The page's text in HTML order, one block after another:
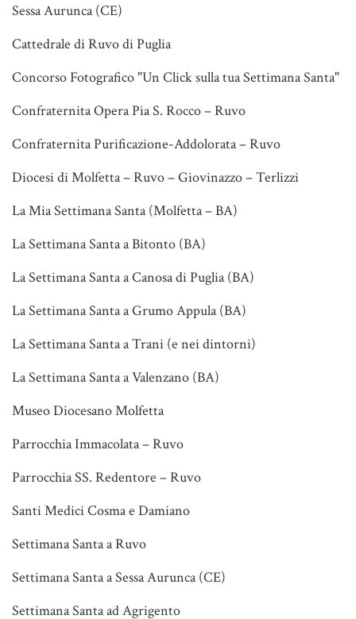
Sessa Aurunca (CE)
Cattedrale di Ruvo di Puglia
Concorso Fotografico "Un Click sulla tua Settimana Santa"
Confraternita Opera Pia S. Rocco – Ruvo
Confraternita Purificazione-Addolorata – Ruvo
Diocesi di Molfetta – Ruvo – Giovinazzo – Terlizzi
La Mia Settimana Santa (Molfetta – BA)
La Settimana Santa a Bitonto (BA)
La Settimana Santa a Canosa di Puglia (BA)
La Settimana Santa a Grumo Appula (BA)
La Settimana Santa a Trani (e nei dintorni)
La Settimana Santa a Valenzano (BA)
Museo Diocesano Molfetta
Parrocchia Immacolata – Ruvo
Parrocchia SS. Redentore – Ruvo
Santi Medici Cosma e Damiano
Settimana Santa a Ruvo
Settimana Santa a Sessa Aurunca (CE)
Settimana Santa ad Agrigento